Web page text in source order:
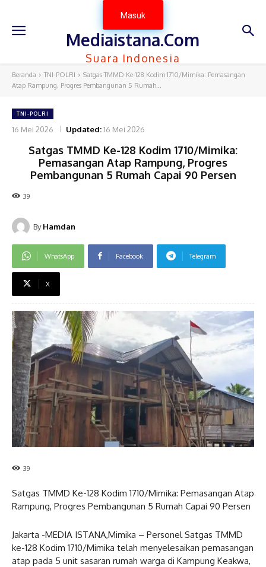
Masuk
Mediaistana.Com
Suara Indonesia
Beranda TNI-POLRI
Satgas TMMD Ke-128 Kodim 1710/Mimika: Pemasangan
Atap Rampung, Progres Pembangunan 5 Rumah...
TNI-POLRI
16 Mei 2026 Updated:16 Mei 2026
Satgas TMMD Ke-128 Kodim 1710/Mimika:
Pemasangan Atap Rampung, Progres
Pembangunan 5 Rumah Capai 90 Persen
39
By Hamdan
WhatsApp Facebook Telegram
X
39
Satgas TMMD Ke-128 Kodim 1710/Mimika: Pemasangan Atap
Rampung, Progres Pembangunan 5 Rumah Capai 90 Persen
Jakarta -MEDIA ISTANA,Mimika – Personel Satgas TMMD
ke-128 Kodim 1710/Mimika telah menyelesaikan pemasangan
atap pada 5 unit sasaran rumah warga di Kampung Keakwa,